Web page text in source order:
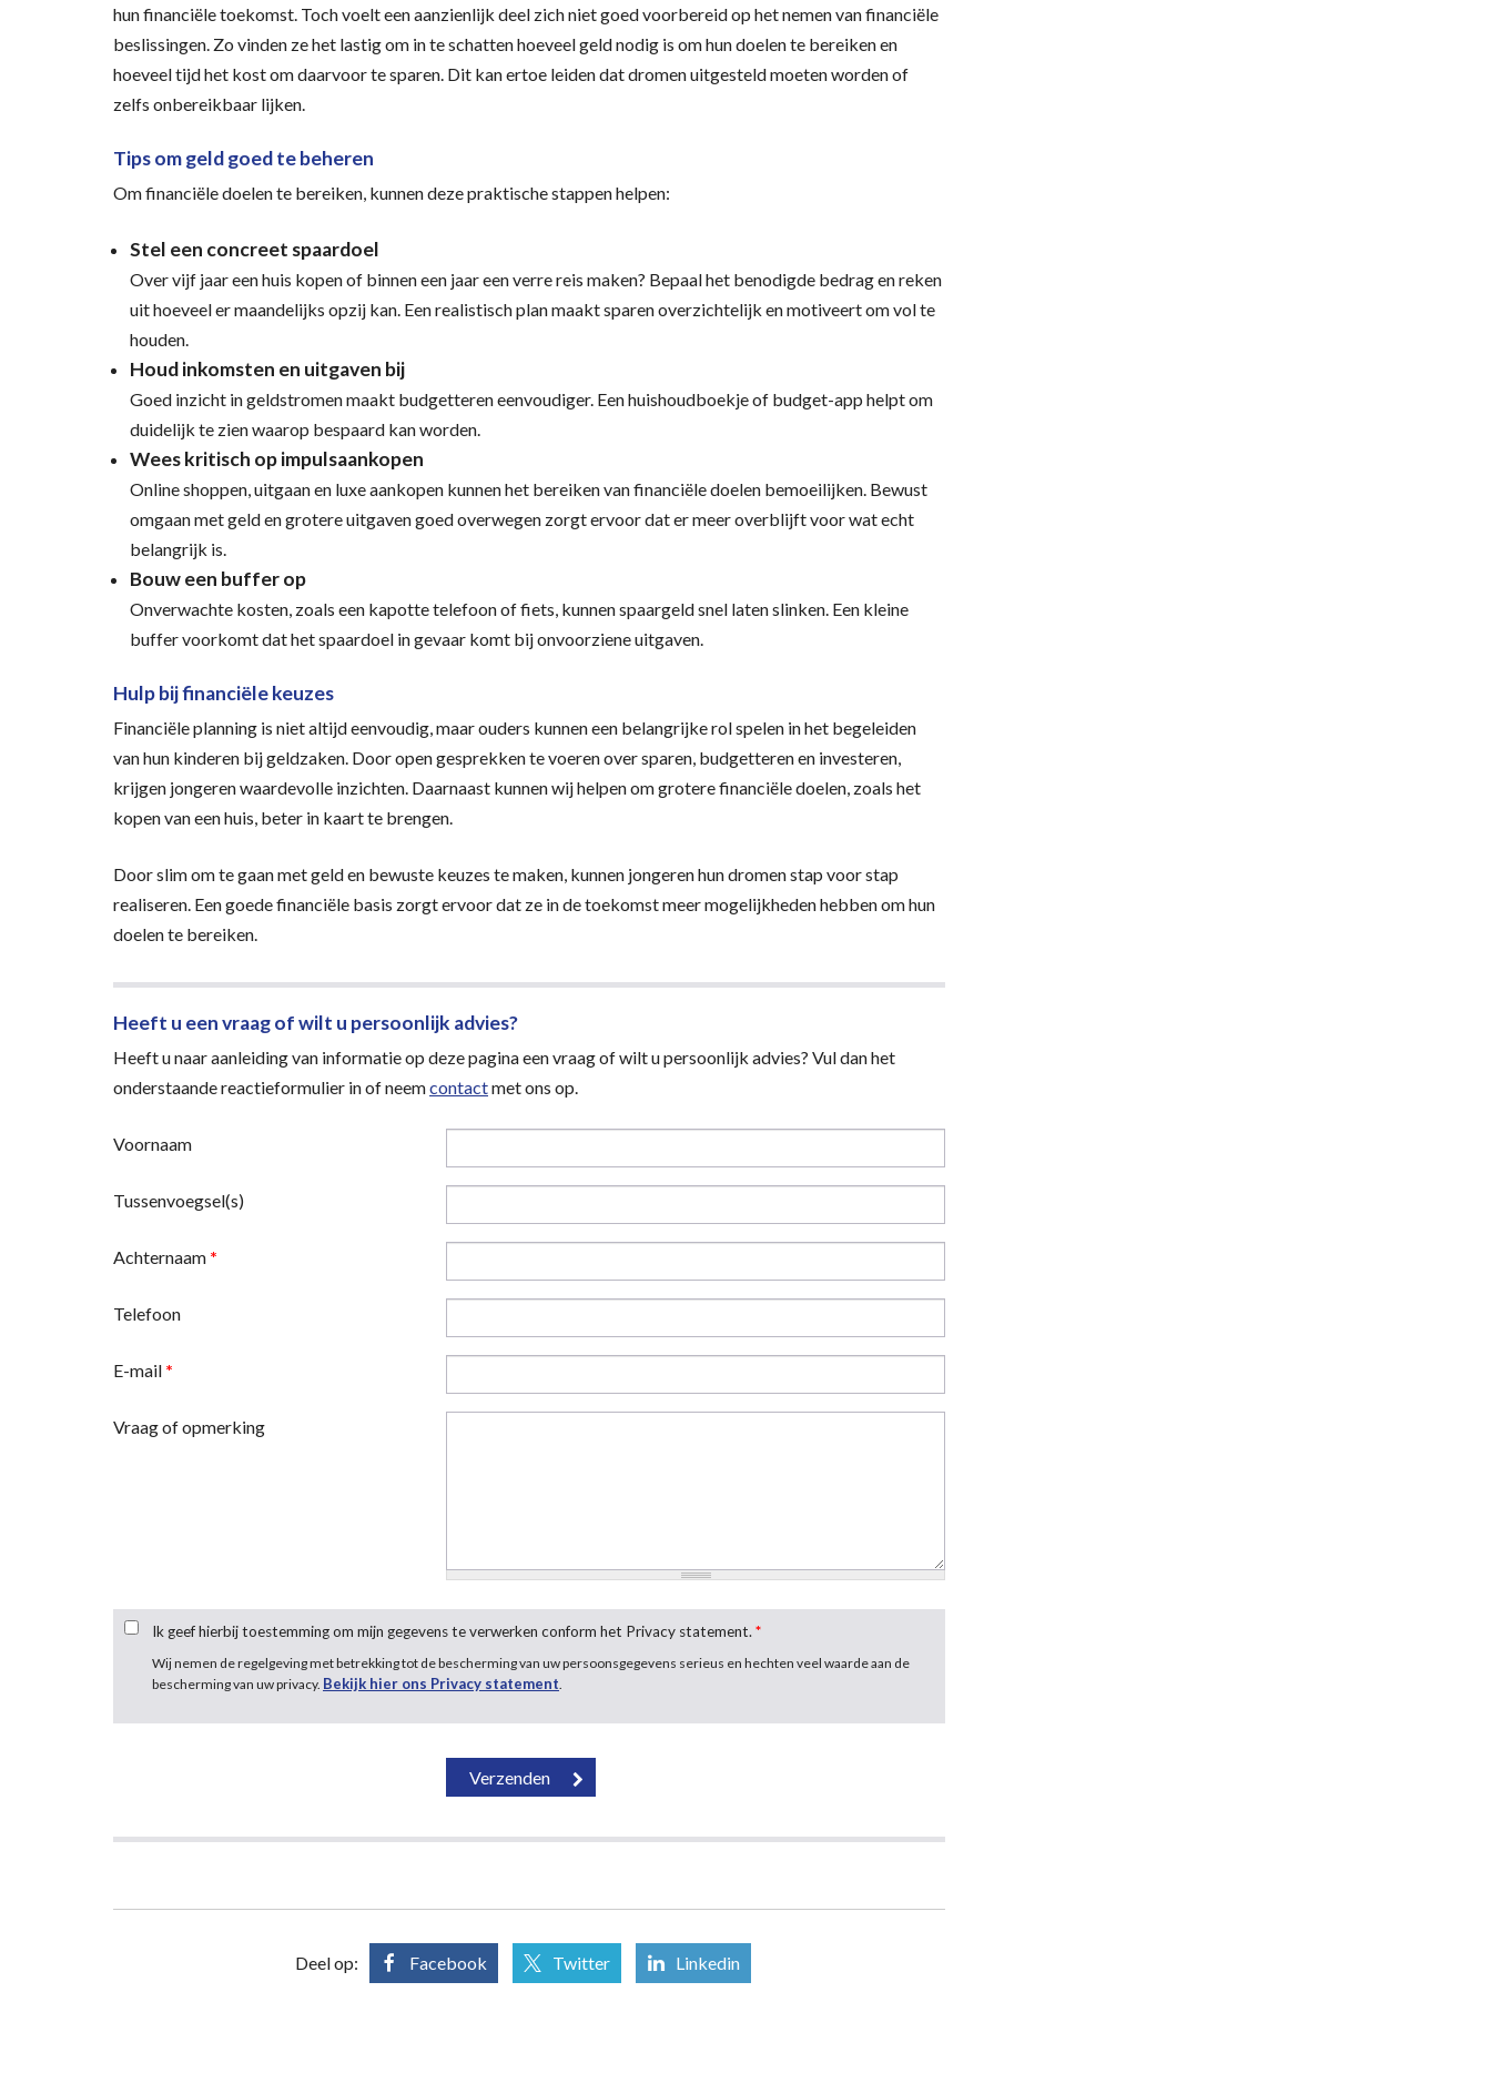
hun financiële toekomst. Toch voelt een aanzienlijk deel zich niet goed voorbereid op het nemen van financiële
beslissingen. Zo vinden ze het lastig om in te schatten hoeveel geld nodig is om hun doelen te bereiken en
hoeveel tijd het kost om daarvoor te sparen. Dit kan ertoe leiden dat dromen uitgesteld moeten worden of
zelfs onbereikbaar lijken.
Tips om geld goed te beheren
Om financiële doelen te bereiken, kunnen deze praktische stappen helpen:
Stel een concreet spaardoel
Over vijf jaar een huis kopen of binnen een jaar een verre reis maken? Bepaal het benodigde bedrag en reken
uit hoeveel er maandelijks opzij kan. Een realistisch plan maakt sparen overzichtelijk en motiveert om vol te
houden.
Houd inkomsten en uitgaven bij
Goed inzicht in geldstromen maakt budgetteren eenvoudiger. Een huishoudboekje of budget-app helpt om
duidelijk te zien waarop bespaard kan worden.
Wees kritisch op impulsaankopen
Online shoppen, uitgaan en luxe aankopen kunnen het bereiken van financiële doelen bemoeilijken. Bewust
omgaan met geld en grotere uitgaven goed overwegen zorgt ervoor dat er meer overblijft voor wat echt
belangrijk is.
Bouw een buffer op
Onverwachte kosten, zoals een kapotte telefoon of fiets, kunnen spaargeld snel laten slinken. Een kleine
buffer voorkomt dat het spaardoel in gevaar komt bij onvoorziene uitgaven.
Hulp bij financiële keuzes
Financiële planning is niet altijd eenvoudig, maar ouders kunnen een belangrijke rol spelen in het begeleiden
van hun kinderen bij geldzaken. Door open gesprekken te voeren over sparen, budgetteren en investeren,
krijgen jongeren waardevolle inzichten. Daarnaast kunnen wij helpen om grotere financiële doelen, zoals het
kopen van een huis, beter in kaart te brengen.
Door slim om te gaan met geld en bewuste keuzes te maken, kunnen jongeren hun dromen stap voor stap
realiseren. Een goede financiële basis zorgt ervoor dat ze in de toekomst meer mogelijkheden hebben om hun
doelen te bereiken.
Heeft u een vraag of wilt u persoonlijk advies?
Heeft u naar aanleiding van informatie op deze pagina een vraag of wilt u persoonlijk advies? Vul dan het
onderstaande reactieformulier in of neemcontactmet ons op.
Voornaam
Tussenvoegsel(s)
Achternaam *
Telefoon
E-mail *
Vraag of opmerking
Ik geef hierbij toestemming om mijn gegevens te verwerken conform het Privacy statement. *
Wij nemen de regelgeving met betrekking tot de bescherming van uw persoonsgegevens serieus en hechten veel waarde aan de
bescherming van uw privacy. Bekijk hier ons Privacy statement
Deel op: Facebook Twitter Linkedin